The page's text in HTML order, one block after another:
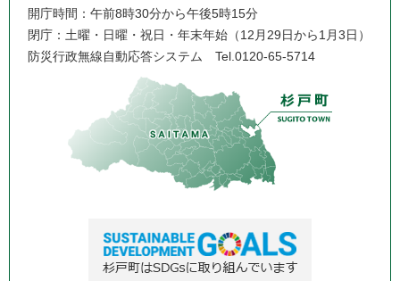
開庁時間：午前8時30分から午後5時15分
閉庁：土曜・日曜・祝日・年末年始（12月29日から1月3日）
防災行政無線自動応答システム Tel.0120-65-5714